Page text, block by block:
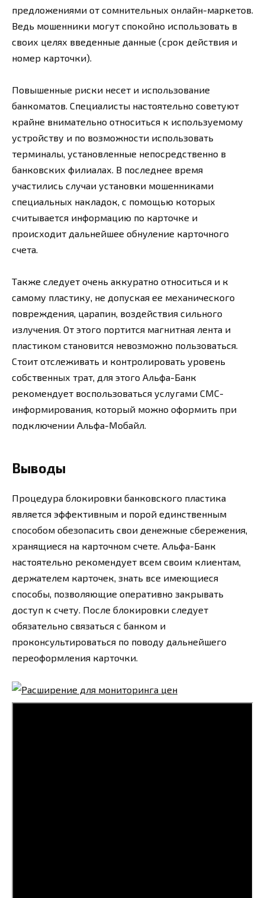
предложениями от сомнительных онлайн-маркетов.
Ведь мошенники могут спокойно использовать в
своих целях введенные данные (срок действия и
номер карточки).
Повышенные риски несет и использование
банкоматов. Специалисты настоятельно советуют
крайне внимательно относиться к используемому
устройству и по возможности использовать
терминалы, установленные непосредственно в
банковских филиалах. В последнее время
участились случаи установки мошенниками
специальных накладок, с помощью которых
считывается информацию по карточке и
происходит дальнейшее обнуление карточного
счета.
Также следует очень аккуратно относиться и к
самому пластику, не допуская ее механического
повреждения, царапин, воздействия сильного
излучения. От этого портится магнитная лента и
пластиком становится невозможно пользоваться.
Стоит отслеживать и контролировать уровень
собственных трат, для этого Альфа-Банк
рекомендует воспользоваться услугами СМС-
информирования, который можно оформить при
подключении Альфа-Мобайл.
Выводы
Процедура блокировки банковского пластика
является эффективным и порой единственным
способом обезопасить свои денежные сбережения,
хранящиеся на карточном счете. Альфа-Банк
настоятельно рекомендует всем своим клиентам,
держателем карточек, знать все имеющиеся
способы, позволяющие оперативно закрывать
доступ к счету. После блокировки следует
обязательно связаться с банком и
проконсультироваться по поводу дальнейшего
переоформления карточки.